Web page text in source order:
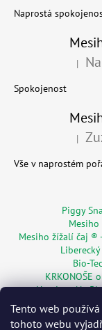
Tento web
tohoto webu
Naprostá
|
Spokojenost
|
Vše v naprostém
Piggy
Mesiho žížalí čaj ®
Bio-
Hostinec Na
Živá Dřevěnka